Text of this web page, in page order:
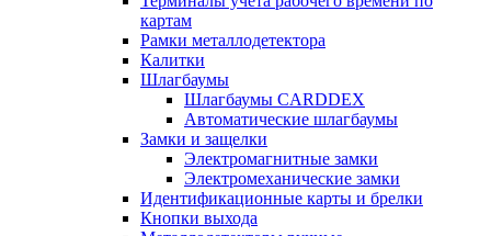
картам
Рамки металлодетектора
Калитки
Шлагбаумы
Шлагбаумы CARDDEX
Автоматические шлагбаумы
Замки и защелки
Электромагнитные замки
Электромеханические замки
Идентификационные карты и брелки
Кнопки выхода